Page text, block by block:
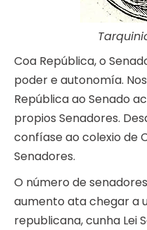
Coa República, o
poder e autonomía.
República ao Senado
propios Senadores.
confíase ao colexio de
Senadores.
O número de
aumento ata chegar a
republicana, cunha Lei